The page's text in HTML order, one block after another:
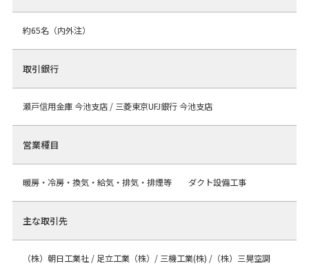
約65名（内外注）
取引銀行
瀬戸信用金庫 今池支店 / 三菱東京UFJ銀行 今池支店
営業種目
暖房・冷房・換気・給気・排気・排煙等 ダクト設備工事
主な取引先
（株）朝日工業社 / 足立工業（株）/ 三機工業(株) /（株）三晃空調